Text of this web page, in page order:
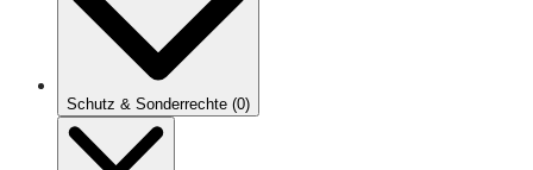
Schutz & Sonderrechte (0)